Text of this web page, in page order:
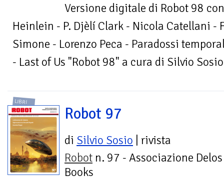
Versione digitale di Robot 98
Heinlein - P. Djèlí Clark - Nicola Catellani -
Simone - Lorenzo Peca - Paradossi
- Last of Us "Robot 98" a cura di Silvio Sosio
LIBRI
Robot 97
di Silvio Sosio | rivista
Robot n. 97 - Associazione Delos
Books